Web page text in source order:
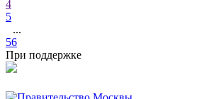
4
5
...
56
При поддержке